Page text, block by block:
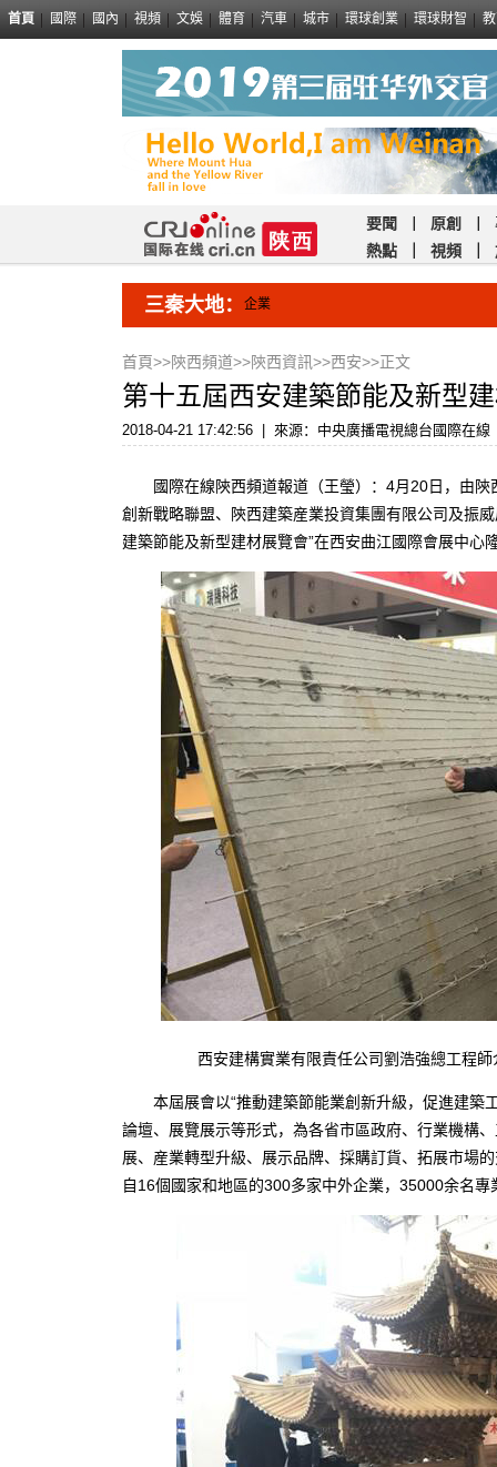
首頁 國際 國內 視頻 文娛 體育 汽車 城市 環球創業 環球財智
要聞 原創
熱點
視頻
三秦大地： 企業
首頁>>陝西頻道>>陝西資訊>>西安>>正文
第十五屆西安建築節能及新型
2018-04-21 17:42:56 來源：中央廣播電視總台國際在線
國際在線陝西頻道報道（王瑩）：4月20日，由陝
創新戰略聯盟、陝西建築産業投資集團有限公司及振
建築節能及新型建材展覽會”在西安曲江國際會展中心
西安建構實業有限責任公司劉浩強總工程師
本屆展會以“推動建築節能業創新升級，促進建築
論壇、展覽展示等形式，為各省市區政府、行業機構
展、産業轉型升級、展示品牌、採購訂貨、拓展市場
自16個國家和地區的300多家中外企業，35000余名專